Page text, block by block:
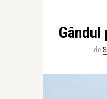
Gândul
de